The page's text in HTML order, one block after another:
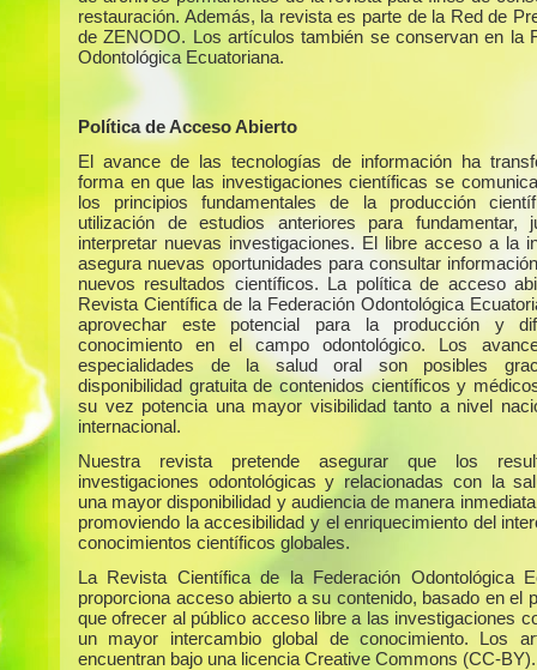
restauración. Además, la revista es parte de la Red de
de ZENODO. Los artículos también se conservan en la
Odontológica Ecuatoriana.
Política de Acceso Abierto
El avance de las tecnologías de información ha
forma en que las investigaciones científicas se
los principios fundamentales de la producción
utilización de estudios anteriores para fundamentar,
interpretar nuevas investigaciones. El libre acceso a la
asegura nuevas oportunidades para consultar
nuevos resultados científicos. La política de acceso
Revista Científica de la Federación Odontológica
aprovechar este potencial para la producción y
conocimiento en el campo odontológico. Los
especialidades de la salud oral son posibles
disponibilidad gratuita de contenidos científicos y
su vez potencia una mayor visibilidad tanto a nivel
internacional.
Nuestra revista pretende asegurar que los
investigaciones odontológicas y relacionadas con la
una mayor disponibilidad y audiencia de manera
promoviendo la accesibilidad y el enriquecimiento del
conocimientos científicos globales.
La Revista Científica de la Federación Odontológica
proporciona acceso abierto a su contenido, basado en el
que ofrecer al público acceso libre a las investigaciones
un mayor intercambio global de conocimiento. Los
encuentran bajo una licencia Creative Commons (CC-BY).